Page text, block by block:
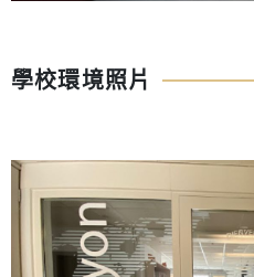
學校環境照片